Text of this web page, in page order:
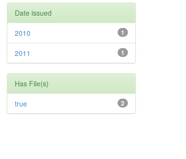
Date issued
1
2010
1
2011
Has File(s)
2
true